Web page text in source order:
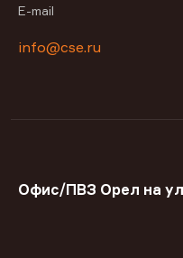
E-mail
info@cse.ru
Офис/ПВЗ Орел на